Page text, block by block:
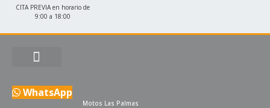
CITA PREVIA en horario de
9:00 a 18:00
WhatsApp
Motos Las Palmas